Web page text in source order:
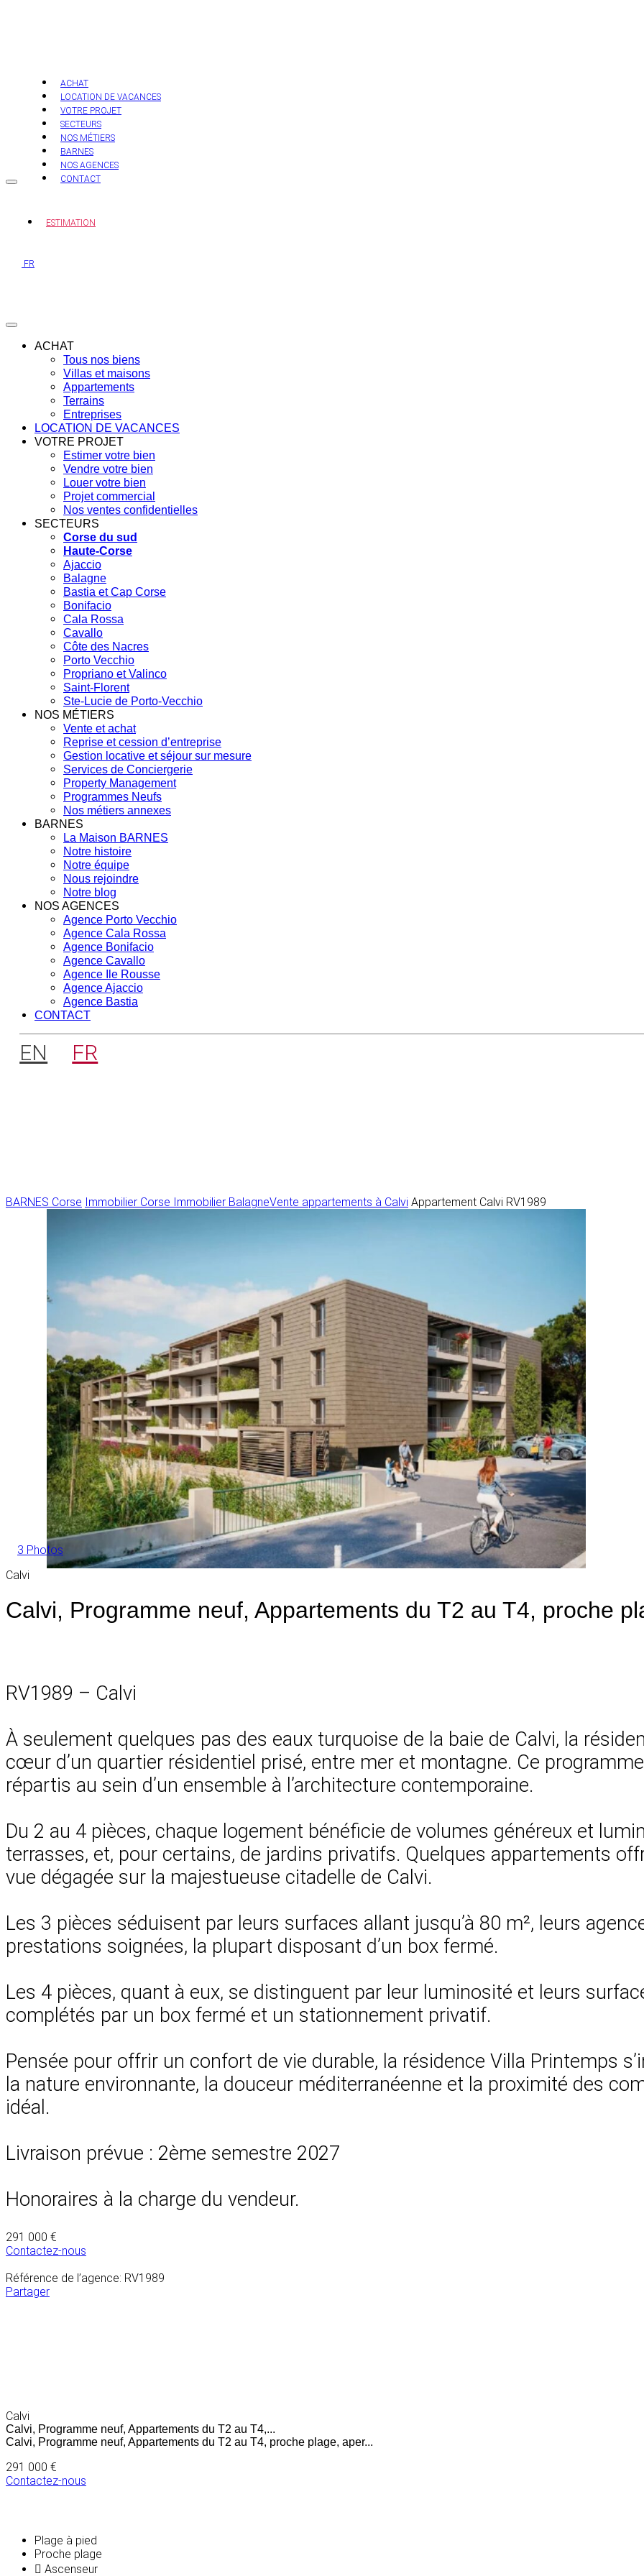
ACHAT
LOCATION DE VACANCES
VOTRE PROJET
SECTEURS
NOS MÉTIERS
BARNES
NOS AGENCES
CONTACT
ESTIMATION
FR
ACHAT
Tous nos biens
Villas et maisons
Appartements
Terrains
Entreprises
LOCATION DE VACANCES
VOTRE PROJET
Estimer votre bien
Vendre votre bien
Louer votre bien
Projet commercial
Nos ventes confidentielles
SECTEURS
Corse du sud
Haute-Corse
Ajaccio
Balagne
Bastia et Cap Corse
Bonifacio
Cala Rossa
Cavallo
Côte des Nacres
Porto Vecchio
Propriano et Valinco
Saint-Florent
Ste-Lucie de Porto-Vecchio
NOS MÉTIERS
Vente et achat
Reprise et cession d’entreprise
Gestion locative et séjour sur mesure
Services de Conciergerie
Property Management
Programmes Neufs
Nos métiers annexes
BARNES
La Maison BARNES
Notre histoire
Notre équipe
Nous rejoindre
Notre blog
NOS AGENCES
Agence Porto Vecchio
Agence Cala Rossa
Agence Bonifacio
Agence Cavallo
Agence Ile Rousse
Agence Ajaccio
Agence Bastia
CONTACT
EN FR
BARNES Corse Immobilier Corse Immobilier BalagneVente appartements à Calvi Appartement Calvi RV1989
3 Photos
Calvi
Calvi, Programme neuf, Appartements du T2 au T4, proche
RV1989 – Calvi
À seulement quelques pas des eaux turquoise de la baie de Calvi, la
cœur d’un quartier résidentiel prisé, entre mer et montagne. Ce
répartis au sein d’un ensemble à l’architecture contemporaine.
Du 2 au 4 pièces, chaque logement bénéficie de volumes généreux et
terrasses, et, pour certains, de jardins privatifs. Quelques appartements
vue dégagée sur la majestueuse citadelle de Calvi.
Les 3 pièces séduisent par leurs surfaces allant jusqu’à 80 m², leurs
prestations soignées, la plupart disposant d’un box fermé.
Les 4 pièces, quant à eux, se distinguent par leur luminosité et leurs
complétés par un box fermé et un stationnement privatif.
Pensée pour offrir un confort de vie durable, la résidence Villa Printemps
la nature environnante, la douceur méditerranéenne et la proximité des
idéal.
Livraison prévue : 2ème semestre 2027
Honoraires à la charge du vendeur.
291 000 €
Contactez-nous
Référence de l’agence: RV1989
Partager
Calvi
Calvi, Programme neuf, Appartements du T2 au T4,...
Calvi, Programme neuf, Appartements du T2 au T4, proche plage, aper...
291 000 €
Contactez-nous
Plage à pied
Proche plage
Ascenseur